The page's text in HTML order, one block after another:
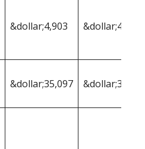
&dollar;4,903 &dollar;4 687
&dollar;35,097